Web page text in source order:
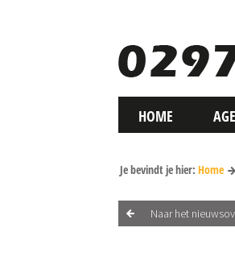
HOME
Je bevindt je hier: Home
Naar het